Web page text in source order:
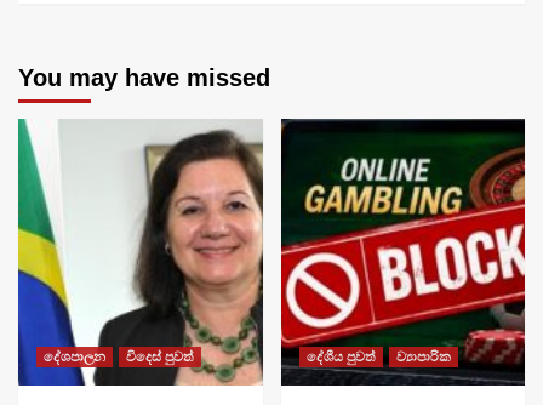
You may have missed
දේශපාලන විදෙස් පුවත් දේශීය පුවත් ව්‍යාපාරික